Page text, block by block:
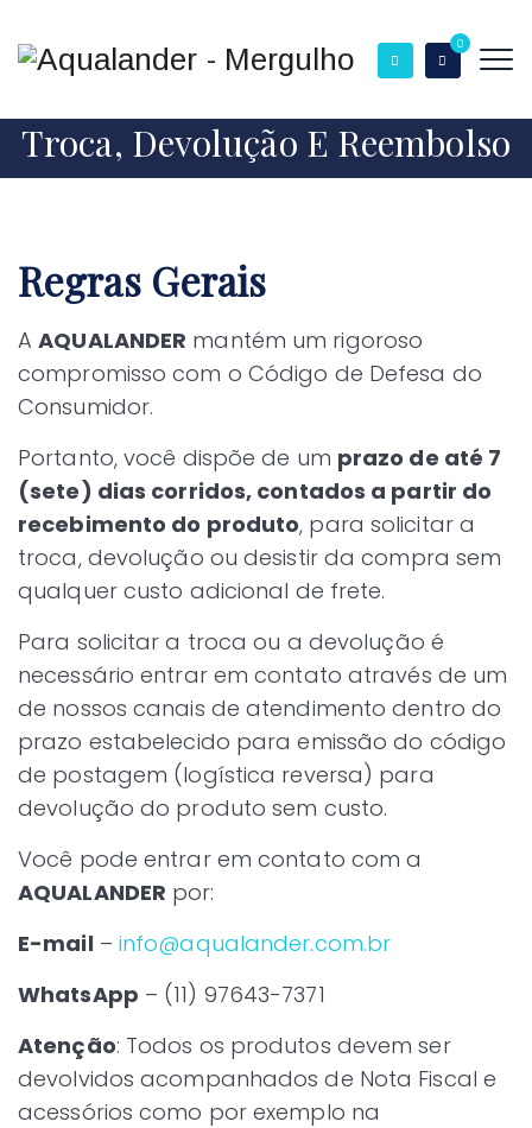
0
Troca, Devolução E Reembolso
Regras Gerais
AAQUALANDER mantém um rigoroso
compromisso com o Código de Defesa do
Consumidor.
Portanto, você dispõe de um prazo de até 7
(sete) dias corridos, contados a partir do
recebimento do produto, para solicitar a
troca, devolução ou desistir da compra sem
qualquer custo adicional de frete.
Para solicitar a troca ou a devolução é
necessário entrar em contato através de um
de nossos canais de atendimento dentro do
prazo estabelecido para emissão do código
de postagem (logística reversa) para
devolução do produto sem custo.
Você pode entrar em contato com a
AQUALANDER por:
E-mail– info@aqualander.com.br
WhatsApp – (11) 97643-7371
Atenção: Todos os produtos devem ser
devolvidos acompanhados de Nota Fiscal e
acessórios como por exemplo na